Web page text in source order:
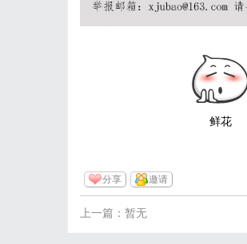
鲜花
分享 邀请
上一篇：暂无